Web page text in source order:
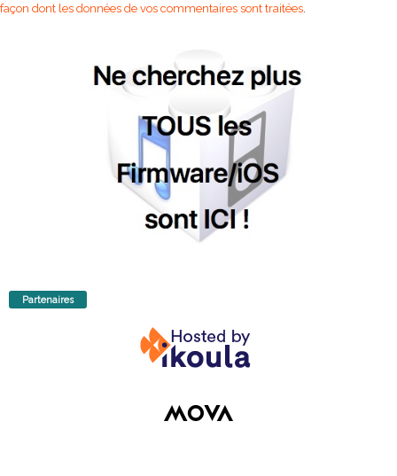
façon dont les données de vos commentaires sont traitées
Partenaires